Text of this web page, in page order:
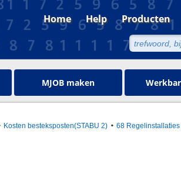
Home Help Producten
MJOB maken
Kosten besteksposten(STABU 2) 68 Regelinstallaties